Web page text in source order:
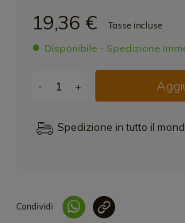
19,36 € Tasse incluse
Disponibile - Spedizione
- +
Spedizione in tutto il
Condividi